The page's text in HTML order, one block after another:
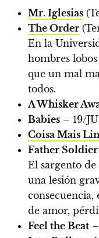
Mr. Iglesias
The Order
En la
hombres
que un mal
todos.
A Whisker
Babies – 19/
Coisa Mais
Father
El sargento
una lesión
consecuencia,
de amor,
Feel the Beat